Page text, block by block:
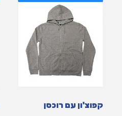
קפוצ'ון עם רוכסן